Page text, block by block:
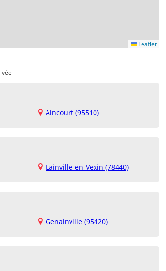
Leaflet
Aincourt (95510)
Lainville-en-Vexin (78440)
Genainville (95420)